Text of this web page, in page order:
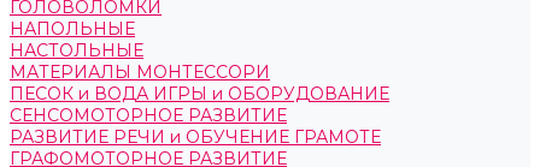
ГОЛОВОЛОМКИ
НАПОЛЬНЫЕ
НАСТОЛЬНЫЕ
МАТЕРИАЛЫ МОНТЕССОРИ
ПЕСОК и ВОДА ИГРЫ и ОБОРУДОВАНИЕ
СЕНСОМОТОРНОЕ РАЗВИТИЕ
РАЗВИТИЕ РЕЧИ и ОБУЧЕНИЕ ГРАМОТЕ
ГРАФОМОТОРНОЕ РАЗВИТИЕ